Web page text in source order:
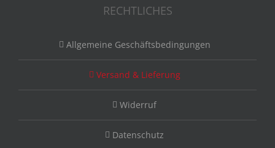
RECHTLICHES
Allgemeine Geschäftsbedingungen
Versand & Lieferung
Widerruf
Datenschutz